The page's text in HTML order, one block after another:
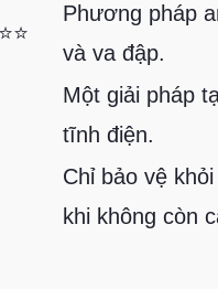
Phương pháp
và va đập.
Một giải pháp
tĩnh điện.
Chỉ bảo vệ
khi không còn